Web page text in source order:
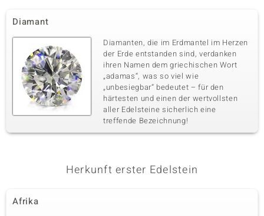
Diamant
Diamanten, die im Erdmantel im Herzen
der Erde entstanden sind, verdanken
ihren Namen dem griechischen Wort
„adamas“, was so viel wie
„unbesiegbar“ bedeutet – für den
härtesten und einen der wertvollsten
aller Edelsteine sicherlich eine
treffende Bezeichnung!
Herkunft erster Edelstein
Afrika